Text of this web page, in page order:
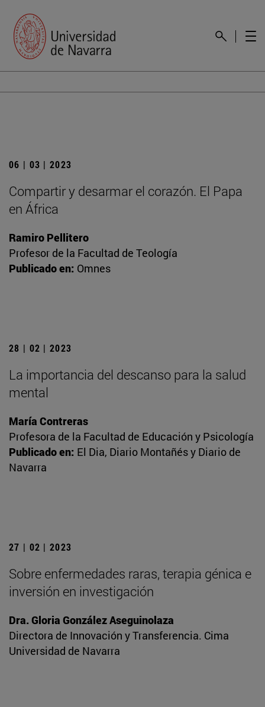
06 | 03 | 2023
Compartir y desarmar el corazón. El Papa
en África
Ramiro Pellitero
Profesor de la Facultad de Teología
Publicado en: Omnes
28 | 02 | 2023
La importancia del descanso para la salud
mental
María Contreras
Profesora de la Facultad de Educación y Psicología
Publicado en: El Dia, Diario Montañés y Diario de
Navarra
27 | 02 | 2023
Sobre enfermedades raras, terapia génica e
inversión en investigación
Dra. Gloria González Aseguinolaza
Directora de Innovación y Transferencia. Cima
Universidad de Navarra